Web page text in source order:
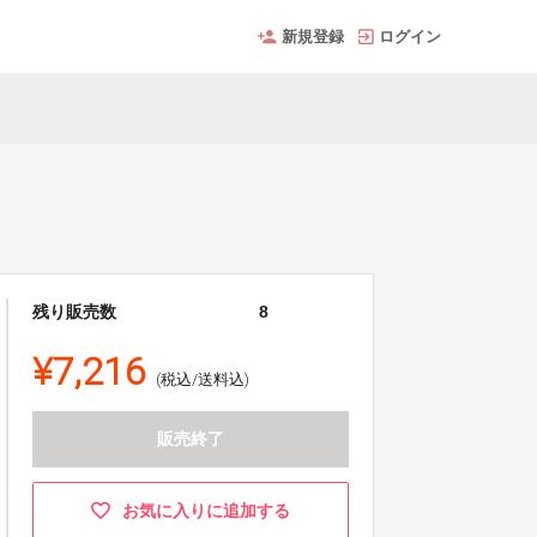
新規登録 ログイン
残り販売数 8
¥7,216 (税込/送料込)
販売終了
お気に入りに追加する